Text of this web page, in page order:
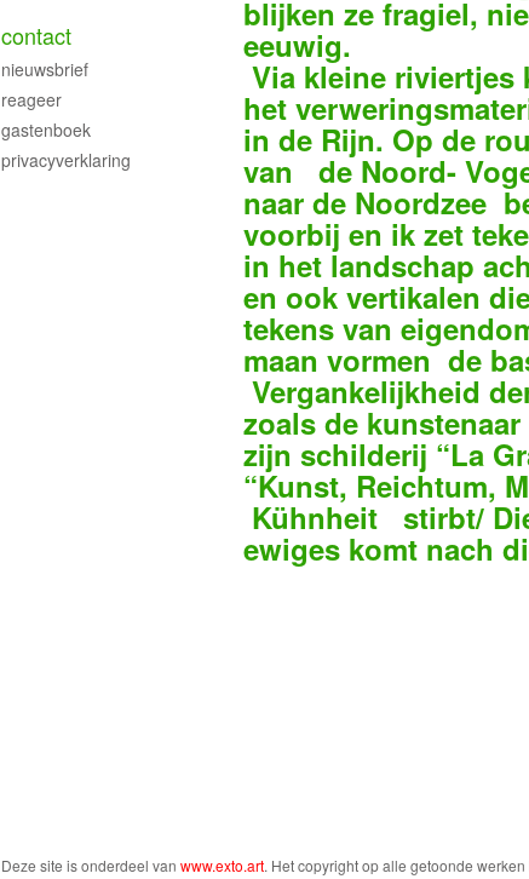
blijken ze fragiel,
eeuwig.
Via kleine riviertjes
het
in de Rijn. Op de
van de Noord-
naar de Noordzee
voorbij en ik zet
in het landschap
en ook vertikalen
tekens van
maan vormen de
Vergankelijkheid
zoals de
zijn schilderij “La
“Kunst, Reichtum,
Kühnheit stirbt/
ewiges komt nach
contact
nieuwsbrief
reageer
gastenboek
privacyverklaring
Deze site is onderdeel van www.exto.art. Het copyright op alle getoonde